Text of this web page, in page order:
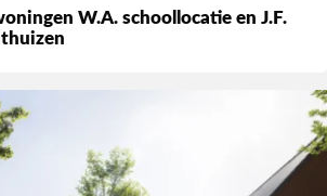
W.A. schoollocatie en J.F.